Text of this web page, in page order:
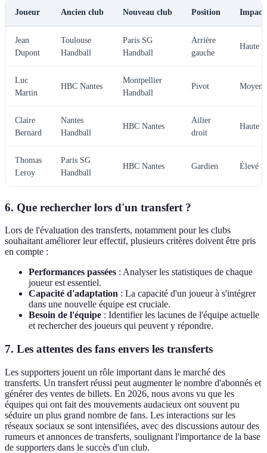
Joueur Ancien club Nouveau club Position Impact
Jean
Dupont
Toulouse
Handball
Paris SG
Handball
Arrière
gauche
Haute
Luc
Martin
HBC Nantes
Montpellier
Handball
Pivot
Claire
Bernard
Nantes
Handball
HBC Nantes
Ailier
droit
Haute
Thomas
Leroy
Paris SG
Handball
HBC Nantes Gardien Élevé
6. Que rechercher lors d'un transfert ?
Lors de l'évaluation des transferts, notamment pour les clubs
souhaitant améliorer leur effectif, plusieurs critères doivent être pris
en compte :
Performances passées : Analyser les statistiques de chaque
joueur est essentiel.
Capacité d'adaptation : La capacité d'un joueur à s'intégrer
dans une nouvelle équipe est cruciale.
Besoin de l'équipe : Identifier les lacunes de l'équipe actuelle
et rechercher des joueurs qui peuvent y répondre.
7. Les attentes des fans envers les transferts
Les supporters jouent un rôle important dans le marché des
transferts. Un transfert réussi peut augmenter le nombre d'abonnés et
générer des ventes de billets. En 2026, nous avons vu que les
équipes qui ont fait des mouvements audacieux ont souvent pu
séduire un plus grand nombre de fans. Les interactions sur les
réseaux sociaux se sont intensifiées, avec des discussions autour des
rumeurs et annonces de transferts, soulignant l'importance de la base
de supporters dans le succès d'un club.